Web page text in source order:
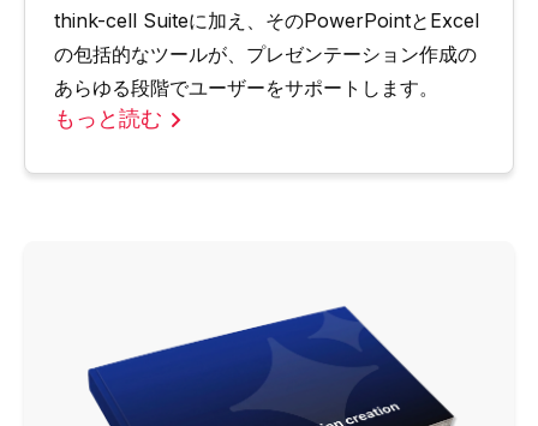
think-cell Suiteに加え、そのPowerPointとExcel
の包括的なツールが、プレゼンテーション作成の
あらゆる段階でユーザーをサポートします。
もっと読む